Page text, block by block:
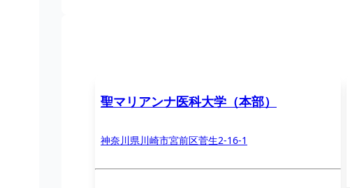
聖マリアンナ医科大学（本部）
神奈川県川崎市宮前区菅生2-16-1